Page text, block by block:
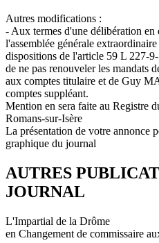
Autres modifications :
- Aux termes d'une délibération
l'assemblée générale
dispositions de l'article 59 L 227-
de ne pas renouveler les mandats
aux comptes titulaire et de Guy
comptes suppléant.
Mention en sera faite au Registre
Romans-sur-Isère
La présentation de votre annonce
graphique du journal
AUTRES
JOURNAL
L'Impartial de la Drôme
en Changement de commissaire